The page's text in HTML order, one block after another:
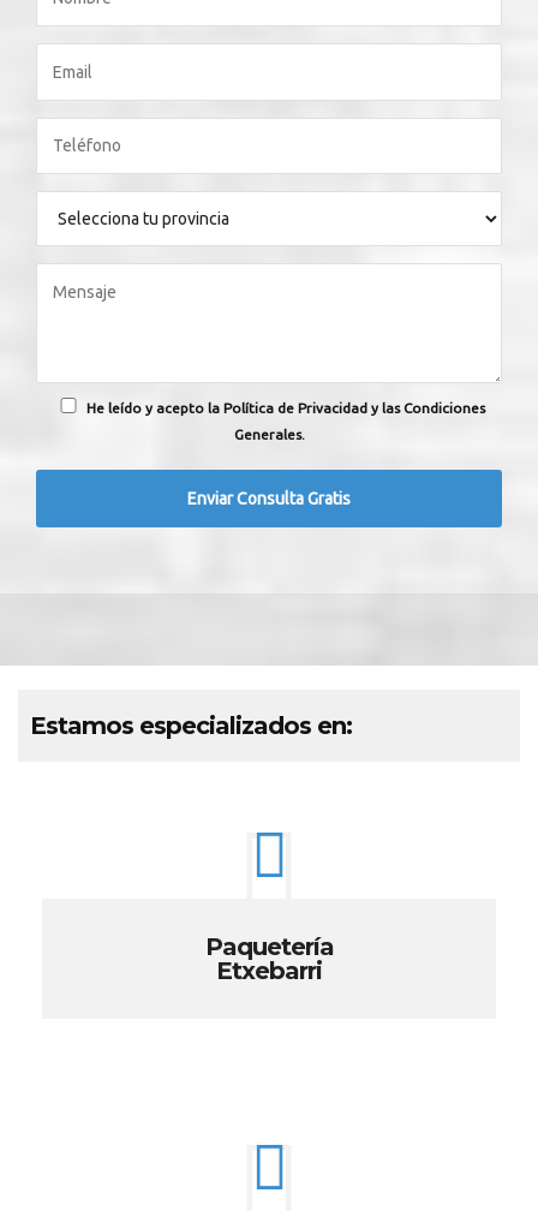
He leído y acepto la Política de Privacidad y las Condiciones
Generales.
Estamos especializados en:
Paquetería
Etxebarri